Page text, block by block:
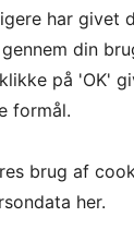
os på
har givet
din
på 'OK'
formål.
brug af
her.